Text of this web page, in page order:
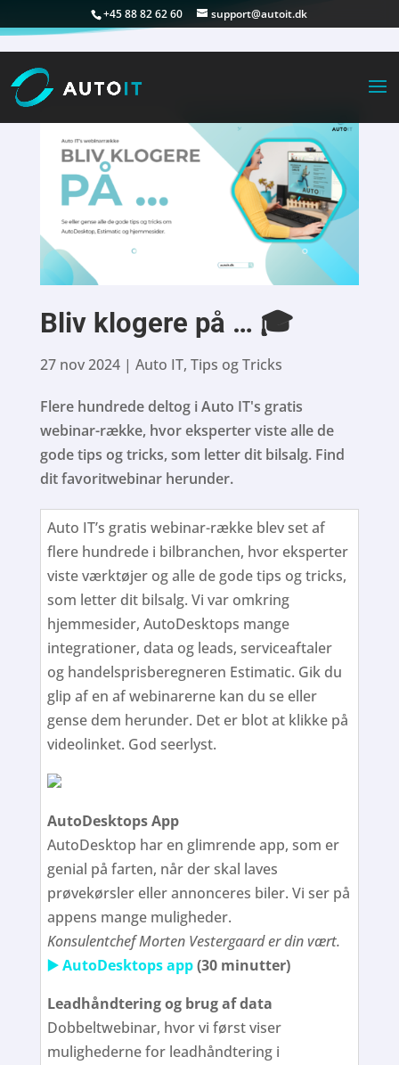
+45 88 82 62 60 support@autoit.dk
Bliv klogere på … 🎓
27 nov 2024| Auto IT, Tips og Tricks
Flere hundrede deltog i Auto IT's gratis
webinar-række, hvor eksperter viste alle de
gode tips og tricks, som letter dit bilsalg. Find
dit favoritwebinar herunder.
Auto IT’s gratis webinar-række blev set af
flere hundrede i bilbranchen, hvor eksperter
viste værktøjer og alle de gode tips og tricks,
som letter dit bilsalg. Vi var omkring
hjemmesider, AutoDesktops mange
integrationer, data og leads, serviceaftaler
og handelsprisberegneren Estimatic. Gik du
glip af en af webinarerne kan du se eller
gense dem herunder. Det er blot at klikke på
videolinket. God seerlyst.
AutoDesktops App
AutoDesktop har en glimrende app, som er
genial på farten, når der skal laves
prøvekørsler eller annonceres biler. Vi ser på
appens mange muligheder.
Konsulentchef Morten Vestergaard er din vært.
▶️ AutoDesktops app(30 minutter)
Leadhåndtering og brug af data
Dobbeltwebinar, hvor vi først viser
mulighederne for leadhåndtering i